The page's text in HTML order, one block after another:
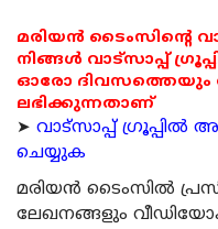
മരിയൻ ടൈംസിന്റെ
നിങ്ങൾ വാട്സാപ്പ്
ഓരോ ദിവസത്തെയും
ലഭിക്കുന്നതാണ്
➤ വാട്സാപ്പ് ഗ്രൂപ്പിൽ
ചെയ്യുക
മരിയന്‍ ടൈംസില്‍
ലേഖനങ്ങളും